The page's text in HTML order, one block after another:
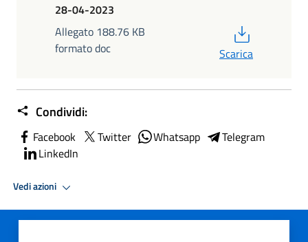
28-04-2023
Allegato 188.76 KB
formato doc
Scarica
Condividi:
Facebook Twitter Whatsapp
Telegram
LinkedIn
Vedi azioni